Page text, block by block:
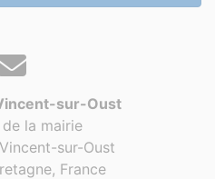
sur-Oust
la mairie
sur-Oust
France